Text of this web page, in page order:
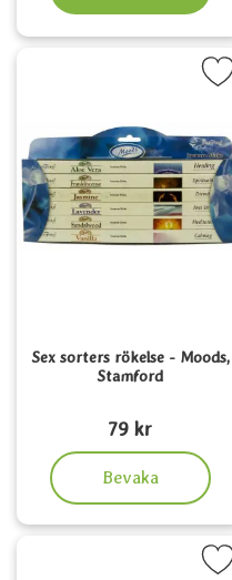
Sex sorters rökelse - Moods,
Stamford
79 kr
Bevaka
, Sex sorters rökelse -
sex sorters rökelse -
sex sorters rökelse -